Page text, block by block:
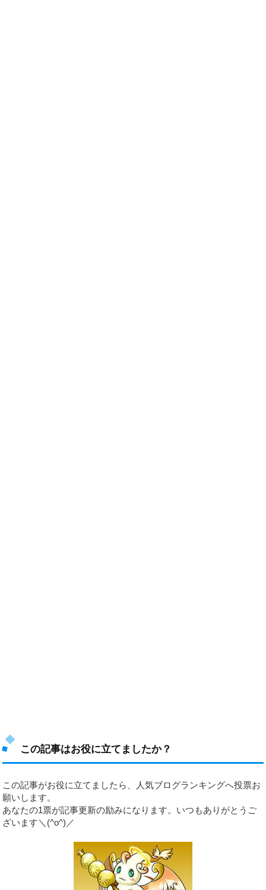
この記事はお役に立てましたか？
この記事がお役に立てましたら、人気ブログランキングへ投票お
願いします。
あなたの1票が記事更新の励みになります。いつもありがとうご
ざいます＼(^o^)／